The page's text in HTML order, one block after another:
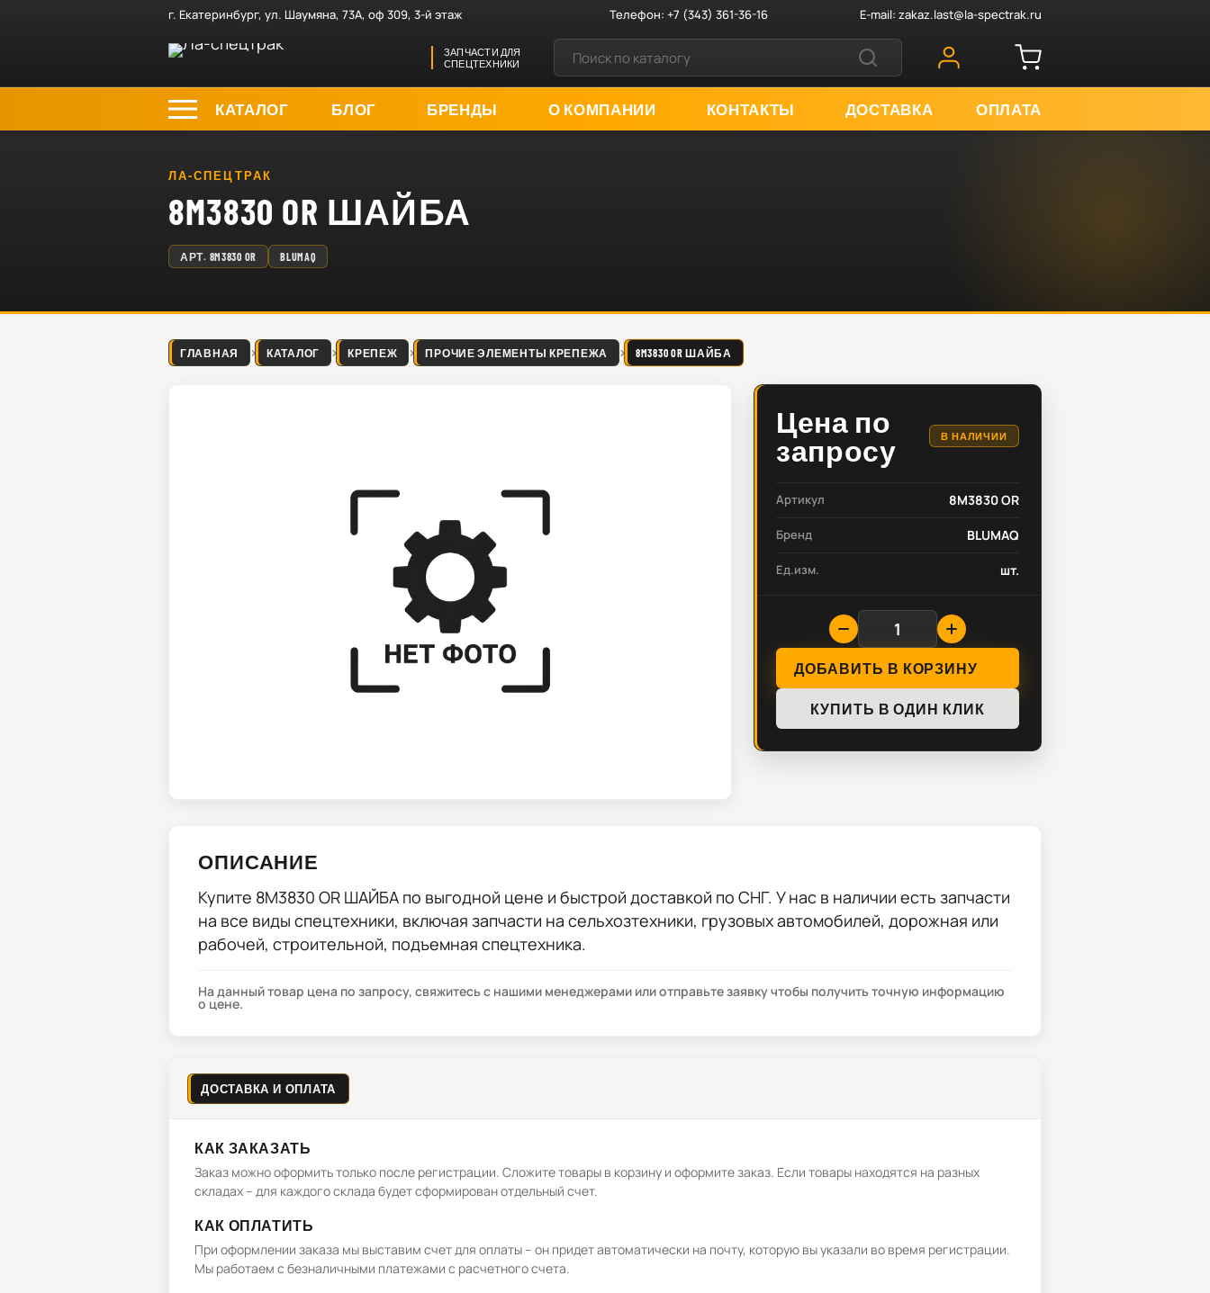
г. Екатеринбург, ул. Шаумяна, 73А, оф 309, 3-й этаж Телефон:+7 (343) 361-36-16 E-mail: zakaz.last@la-spectrak.ru
ЗАПЧАСТИ ДЛЯ
СПЕЦТЕХНИКИ
КАТАЛОГ БЛОГ БРЕНДЫ О КОМПАНИИ КОНТАКТЫ ДОСТАВКА ОПЛАТА
ЛА-СПЕЦТРАК
8M3830 OR ШАЙБА
АРТ. 8M3830 OR BLUMAQ
ГЛАВНАЯ КАТАЛОГ КРЕПЕЖ ПРОЧИЕ ЭЛЕМЕНТЫ КРЕПЕЖА 8M3830 OR ШАЙБА
Цена по
запросу
В НАЛИЧИИ
Артикул 8M3830 OR
Бренд BLUMAQ
Ед.изм. шт.
ДОБАВИТЬ В КОРЗИНУ
КУПИТЬ В ОДИН КЛИК
ОПИСАНИЕ
Купите 8M3830 OR ШАЙБА по выгодной цене и быстрой доставкой по СНГ. У нас в наличии есть запчасти
на все виды спецтехники, включая запчасти на сельхозтехники, грузовых автомобилей, дорожная или
рабочей, строительной, подъемная спецтехника.
На данный товар цена по запросу, свяжитесь с нашими менеджерами или отправьте заявку чтобы получить точную информацию
о цене.
ДОСТАВКА И ОПЛАТА
КАК ЗАКАЗАТЬ
Заказ можно оформить только после регистрации. Сложите товары в корзину и оформите заказ. Если товары находятся на разных
складах – для каждого склада будет сформирован отдельный счет.
КАК ОПЛАТИТЬ
При оформлении заказа мы выставим счет для оплаты – он придет автоматически на почту, которую вы указали во время регистрации.
Мы работаем с безналичными платежами с расчетного счета.